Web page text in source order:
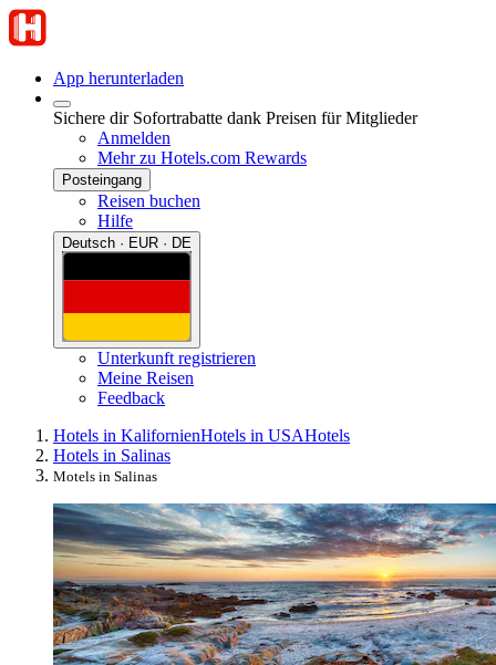
App herunterladen
Sichere dir Sofortrabatte dank Preisen für Mitglieder
Anmelden
Mehr zu Hotels.com Rewards
Posteingang
Reisen buchen
Hilfe
Deutsch · EUR · DE
Unterkunft registrieren
Meine Reisen
Feedback
Hotels in KalifornienHotels in USAHotels
Hotels in Salinas
Motels in Salinas